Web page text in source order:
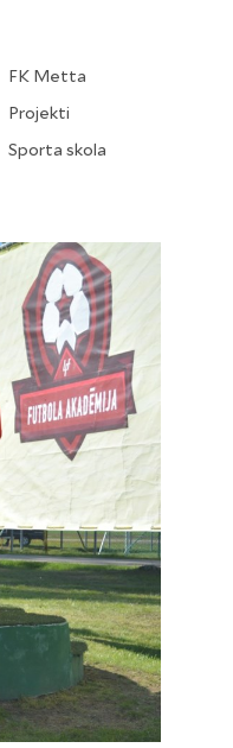
FK Metta
Projekti
Sporta skola